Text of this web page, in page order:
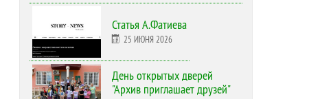
Статья А.Фатиева
25 ИЮНЯ 2026
День открытых дверей
"Архив приглашает друзей"